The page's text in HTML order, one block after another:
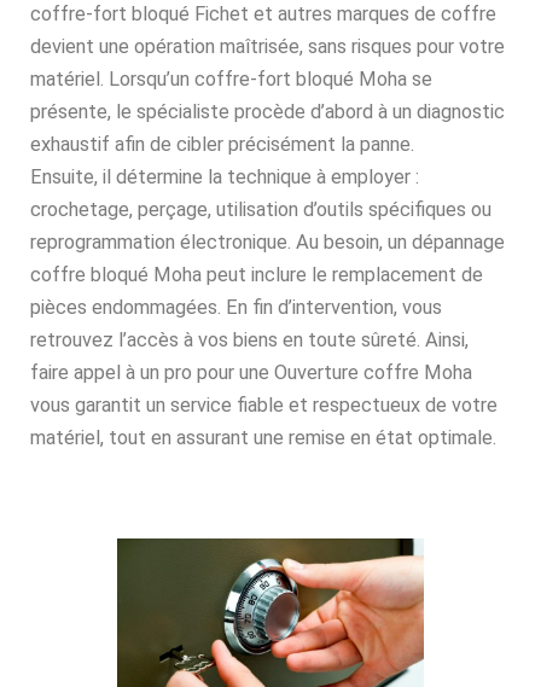
coffre-fort bloqué Fichet et autres marques de coffre
devient une opération maîtrisée, sans risques pour votre
matériel. Lorsqu’un coffre-fort bloqué Moha se
présente, le spécialiste procède d’abord à un diagnostic
exhaustif afin de cibler précisément la panne.
Ensuite, il détermine la technique à employer :
crochetage, perçage, utilisation d’outils spécifiques ou
reprogrammation électronique. Au besoin, un dépannage
coffre bloqué Moha peut inclure le remplacement de
pièces endommagées. En fin d’intervention, vous
retrouvez l’accès à vos biens en toute sûreté. Ainsi,
faire appel à un pro pour une Ouverture coffre Moha
vous garantit un service fiable et respectueux de votre
matériel, tout en assurant une remise en état optimale.